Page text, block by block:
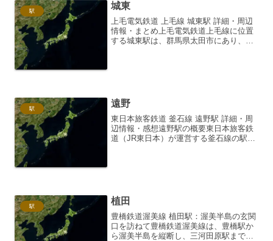
駅 城東
上毛電気鉄道 上毛線 城東駅 詳細・周辺
情報・まとめ上毛電気鉄道上毛線に位置
する城東駅は、群馬県太田市にあり、地
駅 遠野
東日本旅客鉄道 釜石線 遠野駅 詳細・周
辺情報・感想遠野駅の概要東日本旅客鉄
道（JR東日本）が運営する釜石線の駅で
駅 植田
豊橋鉄道渥美線 植田駅：渥美半島の玄関
口を訪ねて豊橋鉄道渥美線は、豊橋駅か
ら渥美半島を縦断し、三河田原駅までを